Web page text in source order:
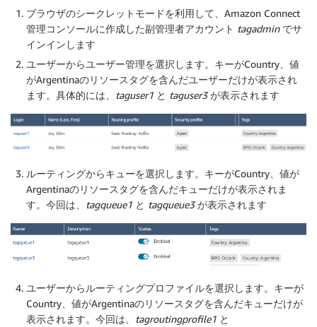
ブラウザのシークレットモードを利用して、Amazon Connect
管理コンソールに作成した副管理者アカウント tagadminでサ
インインします
ユーザーからユーザー管理を選択します。キーがCountry、値
がArgentinaのリソースタグを含んだユーザーだけが表示され
ます。具体的には、 taguser1 と taguser3が表示されます
ルーティングからキューを選択します。キーがCountry、値が
Argentinaのリソースタグを含んだキューだけが表示されま
す。今回は、 tagqueue1 と tagqueue3が表示されます
ユーザーから ルーティングプロファイルを選択します。キーが
Country、値がArgentinaのリソースタグを含んだキューだけが
表示されます。今回は、 tagroutingprofile1 と